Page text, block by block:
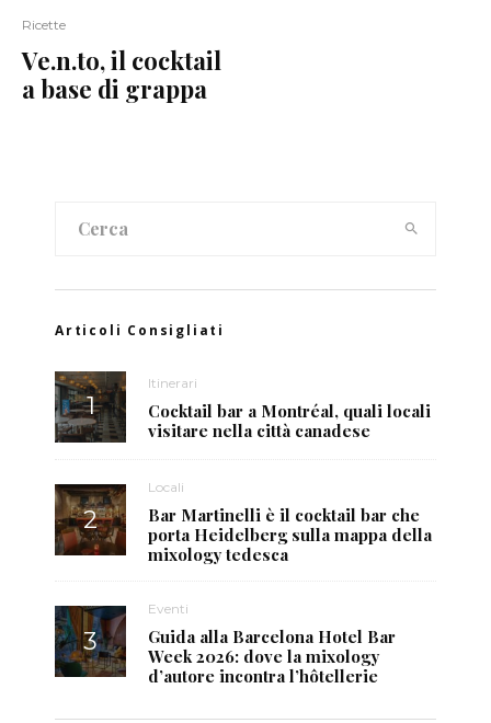
Ricette
Ve.n.to, il cocktail
a base di grappa
Articoli Consigliati
Itinerari
Cocktail bar a Montréal, quali locali
visitare nella città canadese
Locali
Bar Martinelli è il cocktail bar che
porta Heidelberg sulla mappa della
mixology tedesca
Eventi
Guida alla Barcelona Hotel Bar
Week 2026: dove la mixology
d’autore incontra l’hôtellerie